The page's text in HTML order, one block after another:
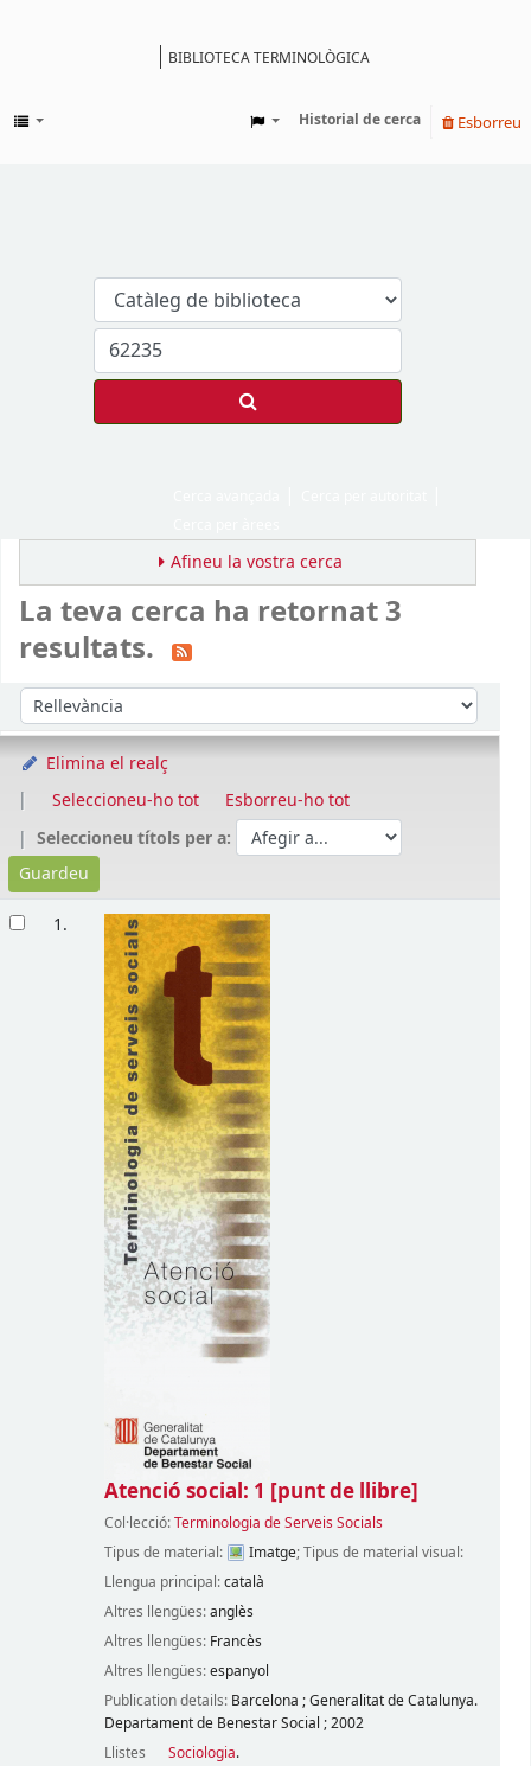
BIBLIOTECA TERMINOLÒGICA
Historial de cerca Esborreu
Afineu la vostra cerca
La teva cerca ha retornat 3
resultats.
Ordeneu per:
Elimina el realç
Seleccioneu-ho tot
Esborreu-ho tot
Seleccioneu títols per a:
1.
Atenció social: 1 [punt de llibre]
Col·lecció:Terminologia de Serveis Socials
Tipus de material:
Imatge; Tipus de material visual:
Llengua principal:català
Altres llengües:anglès
Altres llengües: Francès
Altres llengües:espanyol
Publication details: Barcelona ;Generalitat de Catalunya.
Departament de Benestar Social ;2002
Llistes
Sociologia.